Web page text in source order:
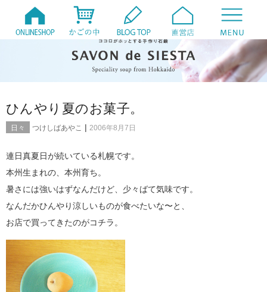
ひんやり夏のお菓子。
日々 つけしばあやこ | 2006年8月7日
連日真夏日が続いている札幌です。
本州生まれの、本州育ち。
暑さには強いはずなんだけど、少々ばて気味です。
なんだかひんやり涼しいものが食べたいな〜と、
お店で買ってきたのがコチラ。